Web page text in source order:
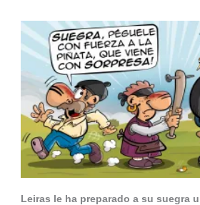
Leiras le ha preparado a su suegra